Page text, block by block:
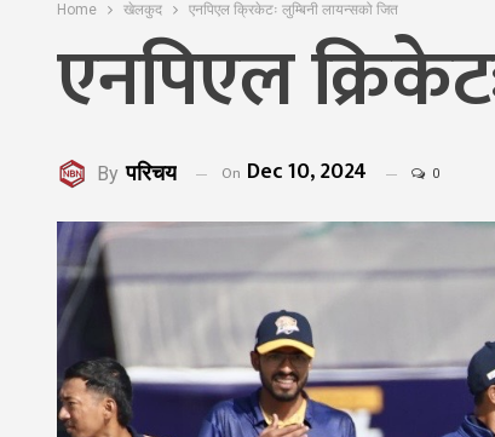
Home खेलकुद एनपिएल क्रिकेटः लुम्बिनी लायन्सको जित
एनपिएल
By परिचय On Dec 10, 2024 0